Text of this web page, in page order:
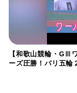
【和歌山競輪・GⅢ
ーズ圧勝！パリ五輪